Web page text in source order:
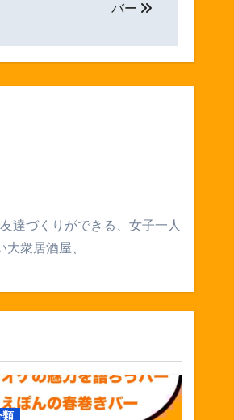
バー
達づくりができる、女子一人
衆居酒屋、
類